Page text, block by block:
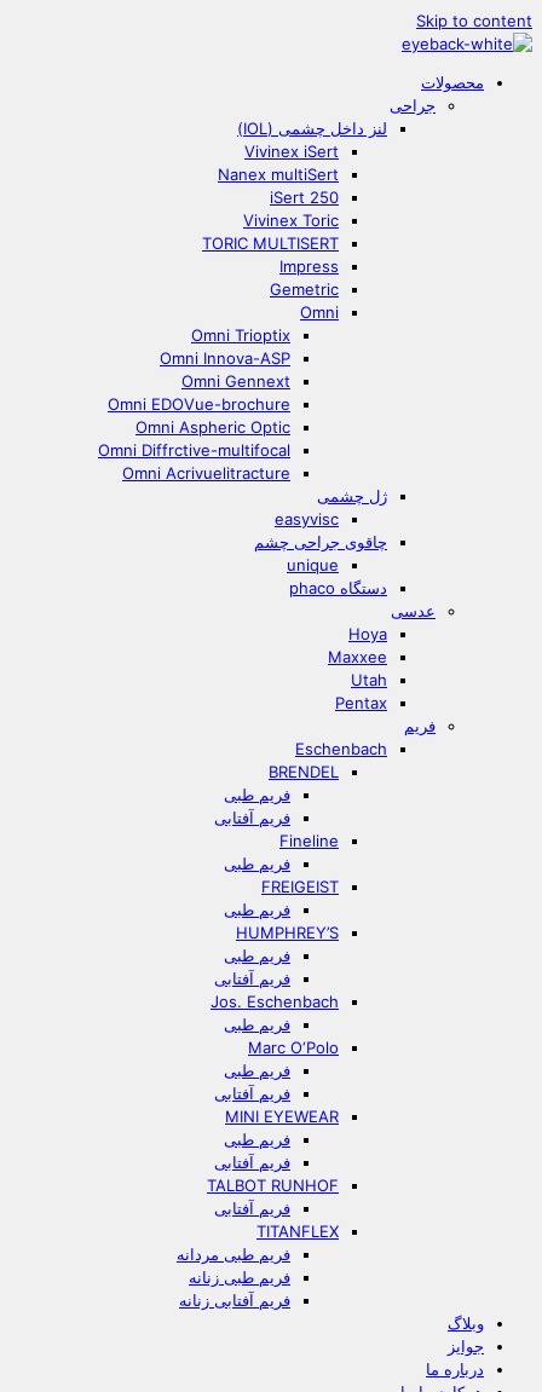
Skip to content
محصولات
جراحی
لنز داخل چشمی (IOL)
Vivinex iSert
Nanex multiSert
iSert 250
Vivinex Toric
TORIC MULTISERT
Impress
Gemetric
Omni
Omni Trioptix
Omni Innova-ASP
Omni Gennext
Omni EDOVue-brochure
Omni Aspheric Optic
Omni Diffrctive-multifocal
Omni Acrivuelitracture
ژل چشمی
easyvisc
چاقوی جراحی چشم
unique
دستگاه phaco
عدسی
Hoya
Maxxee
Utah
Pentax
فریم
Eschenbach
BRENDEL
فریم طبی
فریم آفتابی
Fineline
فریم طبی
FREIGEIST
فریم طبی
HUMPHREY’S
فریم طبی
فریم آفتابی
Jos. Eschenbach
فریم طبی
Marc O‘Polo
فریم طبی
فریم آفتابی
MINI EYEWEAR
فریم طبی
فریم آفتابی
TALBOT RUNHOF
فریم آفتابی
TITANFLEX
فریم طبی مردانه
فریم طبی زنانه
فریم آفتابی زنانه
وبلاگ
جوایز
درباره ما